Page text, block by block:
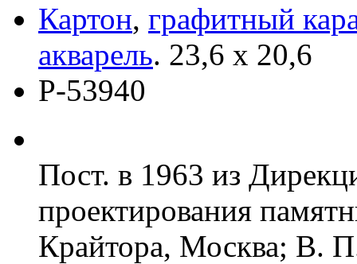
Картон, графитный
акварель. 23,6 x 20,6
Р-53940
Пост. в 1963 из
проектирования
Крайтора, Москва; В.